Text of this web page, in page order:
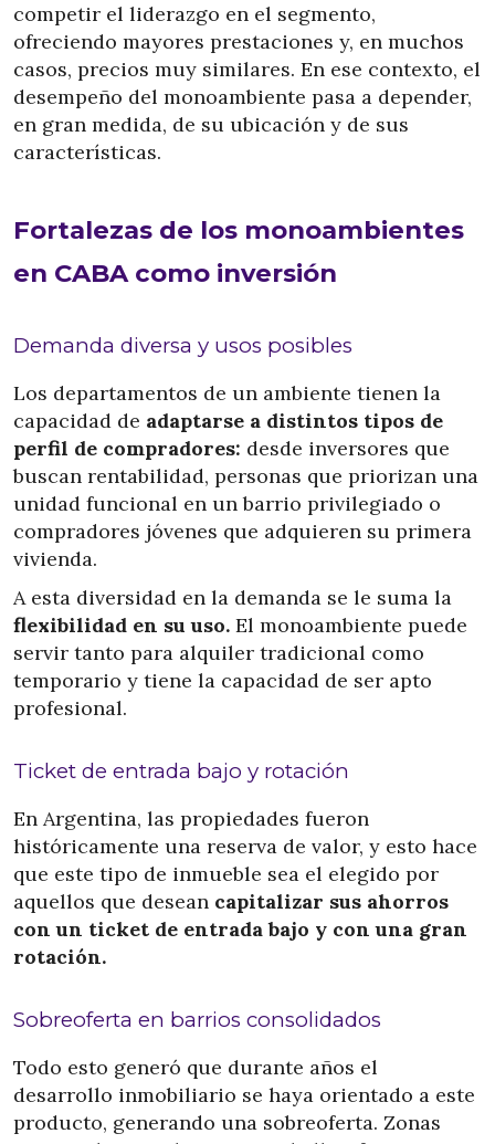
competir el liderazgo en el segmento,
ofreciendo mayores prestaciones y, en muchos
casos, precios muy similares. En ese contexto, el
desempeño del monoambiente pasa a depender,
en gran medida, de su ubicación y de sus
características.
Fortalezas de los monoambientes
en CABA como inversión
Demanda diversa y usos posibles
Los departamentos de un ambiente tienen la
capacidad de adaptarse a distintos tipos de
perfil de compradores: desde inversores que
buscan rentabilidad, personas que priorizan una
unidad funcional en un barrio privilegiado o
compradores jóvenes que adquieren su primera
vivienda.
A esta diversidad en la demanda se le suma la
flexibilidad en su uso. El monoambiente puede
servir tanto para alquiler tradicional como
temporario y tiene la capacidad de ser apto
profesional.
Ticket de entrada bajo y rotación
En Argentina, las propiedades fueron
históricamente una reserva de valor, y esto hace
que este tipo de inmueble sea el elegido por
aquellos que desean capitalizar sus ahorros
con un ticket de entrada bajo y con una gran
rotación.
Sobreoferta en barrios consolidados
Todo esto generó que durante años el
desarrollo inmobiliario se haya orientado a este
producto, generando una sobreoferta. Zonas